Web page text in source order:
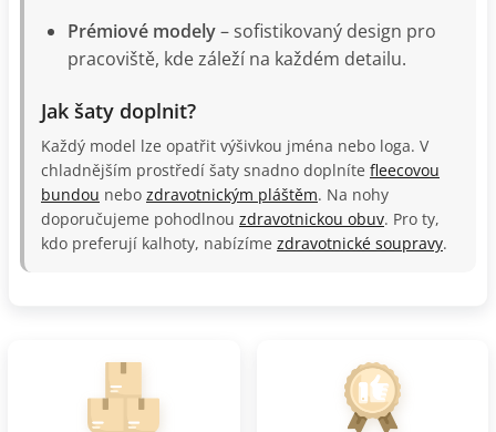
Prémiové modely– sofistikovaný design pro
pracoviště, kde záleží na každém detailu.
Jak šaty doplnit?
Každý model lze opatřit výšivkou jména nebo loga. V
chladnějším prostředí šaty snadno doplníte fleecovou
bundou nebo zdravotnickým pláštěm. Na nohy
doporučujeme pohodlnou zdravotnickou obuv. Pro ty,
kdo preferují kalhoty, nabízíme zdravotnické soupravy.